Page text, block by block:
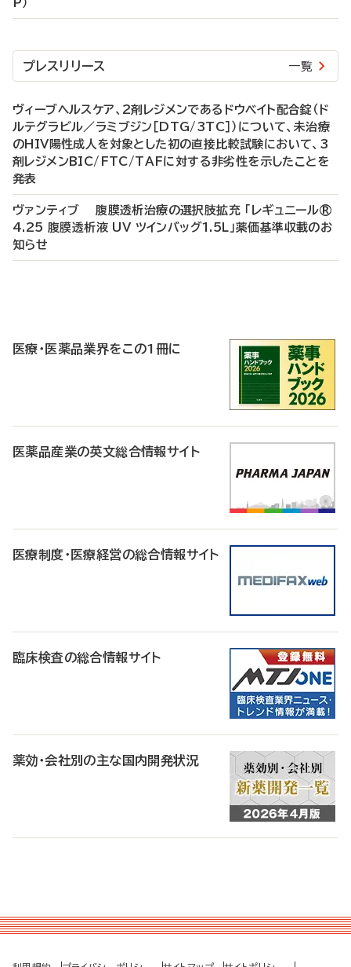
P）
プレスリリース 一覧
ヴィーブヘルスケア、2剤レジメンであるドウベイト配合錠（ド
ルテグラビル／ラミブジン［DTG/3TC］）について、未治療
のHIV陽性成人を対象とした初の直接比較試験において、3
剤レジメンBIC/FTC/TAFに対する非劣性を示したことを
発表
ヴァンティブ 腹膜透析治療の選択肢拡充 「レギュニール®
4.25 腹膜透析液 UV ツインバッグ1.5L」薬価基準収載のお
知らせ
医療・医薬品業界をこの1冊に
医薬品産業の英文総合情報サイト
医療制度・医療経営の総合情報サイト
臨床検査の総合情報サイト
薬効・会社別の主な国内開発状況